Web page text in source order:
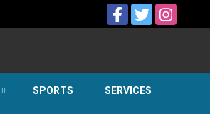
SPORTS SERVICES